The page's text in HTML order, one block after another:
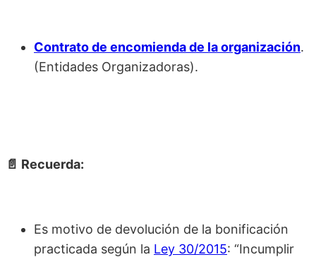
Contrato de encomienda de la organización.
(Entidades Organizadoras).
📄 Recuerda:
Es motivo de devolución de la bonificación
practicada según la Ley 30/2015: “Incumplir